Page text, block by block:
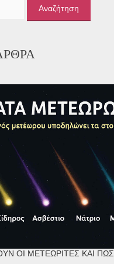
ΟΙ ΜΕΤΕΩΡΊΤΕΣ ΚΑΙ ΠΏΣ